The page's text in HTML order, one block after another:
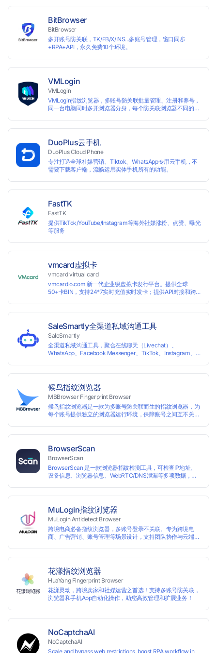
BitBrowser
BitBrowser
多开账号防关联，TK/FB/X/INS...多账号管理，窗口同步
+RPA+API，永久免费10个环境。
VMLogin
VMLogin
VMLogin指纹浏览器，多账号防关联批量管理、注册和养号，
同一台电脑同时多开浏览器分身，每个防关联浏览器不同的
DuoPlus云手机
DuoPlus Cloud Phone
专注打造全球社媒营销、Tiktok、WhatsApp专用云手机，不
需要下载客户端，流畅运用实体手机所有的功能。
FastTK
FastTK
提供TikTok/YouTube/Instagram等海外社媒涨粉、点赞、曝光
等服务
vmcard虚拟卡
vmcard virtual card
vmcardio.com 新一代企业级虚拟卡发行平台。提供全球
50+卡BIN，支持24*7实时充值实时发卡；提供API对接和跨
SaleSmartly全渠道私域沟通工具
SaleSmartly
全渠道私域沟通工具，聚合在线聊天（Livechat）、
WhatsApp、Facebook Messenger、TikTok、Instagram、
候鸟指纹浏览器
MBBrowser Fingerprint Browser
候鸟指纹浏览器是一款为多账号防关联而生的指纹浏览器，为
每个账号提供独立的浏览器运行环境，保障账号之间互不关
个账号的使用场景。 候鸟指纹浏览器适用于跨境电商多店铺运
营、海淘代购、Affiliate广告联盟、SEO优化、社交媒体营销
等多种行业应用。
BrowserScan
BrowserScan
BrowserScan 是一款浏览器指纹检测工具，可检查IP地址、
设备信息、浏览器信息、WebRTC/DNS泄漏等多项数据，保
MuLogin指纹浏览器
MuLogin Antidetect Browser
跨境电商必备指纹浏览器，多账号登录不关联。专为跨境电
商、广告营销、账号管理等场景设计，支持团队协作与云端管
花漾指纹浏览器
HuaYang Fingerprint Browser
花漾灵动，跨境卖家和社媒运营之首选！支持多账号防关联，
浏览器和手机App自动化操作，助您高效管理和扩展业务！
NoCaptchaAI
NoCaptchaAI
Scale and bypass web restrictions, boost RPA workflow in